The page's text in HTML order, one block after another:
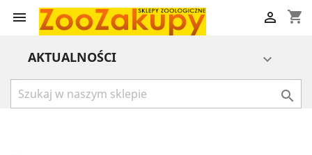
 shopping_cart

AKTUALNOŚCI 
